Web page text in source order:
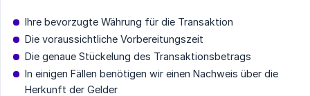
Ihre bevorzugte Währung für die Transaktion
Die voraussichtliche Vorbereitungszeit
Die genaue Stückelung des Transaktionsbetrags
In einigen Fällen benötigen wir einen Nachweis über die
Herkunft der Gelder